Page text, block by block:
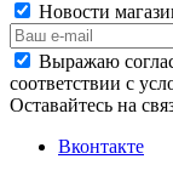
Новости
Выражаю
соответствии с
Оставайтесь на
Вконтакте